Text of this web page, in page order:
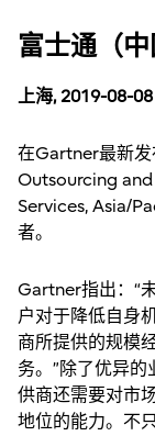
富士通（
上海, 2019-08-08
在Gartner最新
Outsourcing
Services, Asia/
者。
Gartner指出：“
户对于降低自身
商所提供的规模
务。”除了优异
供商还需要对市
地位的能力。不